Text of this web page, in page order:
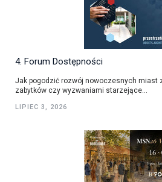
4. Forum Dostępności
Jak pogodzić rozwój nowoczesnych miast
zabytków czy wyzwaniami starzejące...
LIPIEC 3, 2026